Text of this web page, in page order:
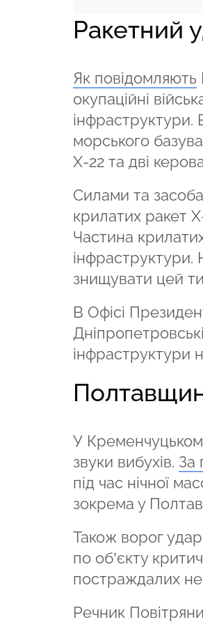
Ракетний
Як повідомляють
окупаційні
інфраструктури.
морського
Х-22 та дві
Силами та
крилатих ракет
Частина
інфраструктури.
знищувати цей
В Офісі
інфраструктури
У
звуки вибухів. За
під час нічної
зокрема у
Також ворог
по об’єкту
постраждалих
Речник